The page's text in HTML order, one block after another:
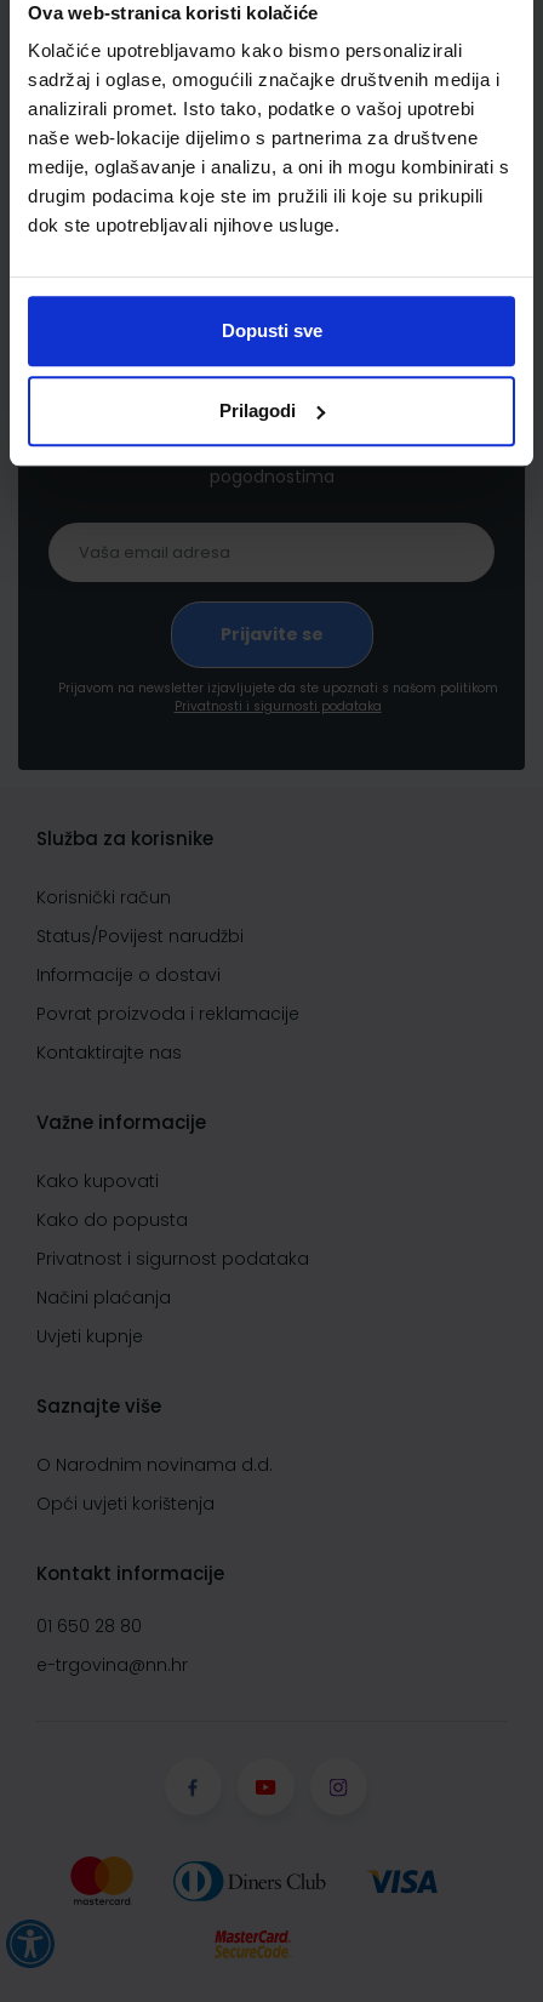
Ova web-stranica koristi kolačiće
Kolačiće upotrebljavamo kako bismo personalizirali
sadržaj i oglase, omogućili značajke društvenih medija i
analizirali promet. Isto tako, podatke o vašoj upotrebi
naše web-lokacije dijelimo s partnerima za društvene
medije, oglašavanje i analizu, a oni ih mogu kombinirati s
drugim podacima koje ste im pružili ili koje su prikupili
dok ste upotrebljavali njihove usluge.
Dopusti sve
Prilagodi
Šifra proizvoda
599750
Jedinična mjera
kom
Newsletter prijava
Prijavite se kako bi primali informacije o novim
proizvodima i uslugama, akcijama i drugim
pogodnostima
Prijavom na newsletter izjavljujete da ste upoznati s našom politikom
Privatnosti i sigurnosti podataka
Služba za korisnike
Korisnički račun
Status/Povijest narudžbi
Informacije o dostavi
Povrat proizvoda i reklamacije
Kontaktirajte nas
Važne informacije
Kako kupovati
Kako do popusta
Privatnost i sigurnost podataka
Načini plaćanja
Uvjeti kupnje
Saznajte više
O Narodnim novinama d.d.
Opći uvjeti korištenja
Kontakt informacije
01 650 28 80
e-trgovina@nn.hr